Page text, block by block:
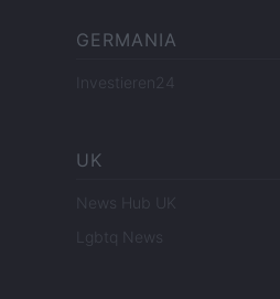
GERMANIA
Investieren24
UK
News Hub UK
Lgbtq News